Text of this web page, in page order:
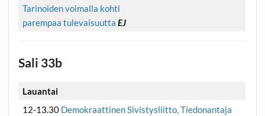
Tarinoiden voimalla kohti
parempaa tulevaisuutta EJ
Sali 33b
Lauantai
12-13.30 Demokraattinen Sivistysliitto, Tiedonantaja